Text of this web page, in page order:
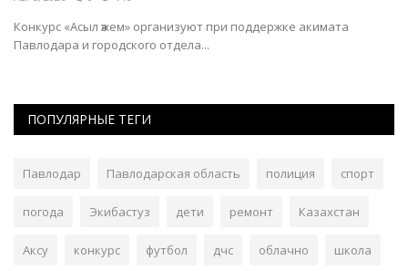
Конкурс «Асыл әжем» организуют при поддержке акимата
Павлодара и городского отдела...
ПОПУЛЯРНЫЕ ТЕГИ
Павлодар Павлодарская область полиция спорт
погода Экибастуз дети ремонт Казахстан
Аксу конкурс футбол дчс облачно школа